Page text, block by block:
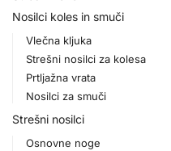
Nosilci koles in smuči
Vlečna kljuka
Strešni nosilci za kolesa
Prtljažna vrata
Nosilci za smuči
Strešni nosilci
Osnovne noge